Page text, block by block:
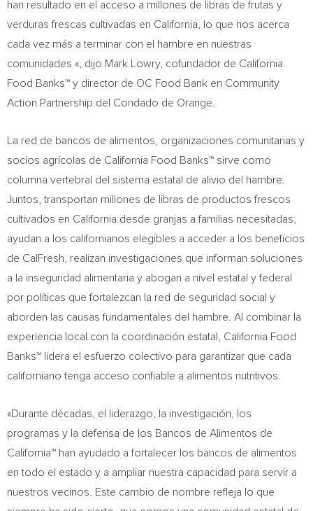
han resultado en el acceso a millones de libras de frutas y
verduras frescas cultivadas en California, lo que nos acerca
cada vez más a terminar con el hambre en nuestras
comunidades «, dijo Mark Lowry, cofundador de California
Food Banks™ y director de OC Food Bank en Community
Action Partnership del Condado de Orange.
La red de bancos de alimentos, organizaciones comunitarias y
socios agrícolas de California Food Banks™ sirve como
columna vertebral del sistema estatal de alivio del hambre.
Juntos, transportan millones de libras de productos frescos
cultivados en California desde granjas a familias necesitadas,
ayudan a los californianos elegibles a acceder a los beneficios
de CalFresh, realizan investigaciones que informan soluciones
a la inseguridad alimentaria y abogan a nivel estatal y federal
por políticas que fortalezcan la red de seguridad social y
aborden las causas fundamentales del hambre. Al combinar la
experiencia local con la coordinación estatal, California Food
Banks™ lidera el esfuerzo colectivo para garantizar que cada
californiano tenga acceso confiable a alimentos nutritivos.
«Durante décadas, el liderazgo, la investigación, los
programas y la defensa de los Bancos de Alimentos de
California™ han ayudado a fortalecer los bancos de alimentos
en todo el estado y a ampliar nuestra capacidad para servir a
nuestros vecinos. Este cambio de nombre refleja lo que